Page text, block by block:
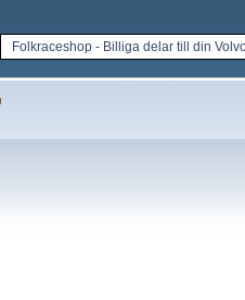
Folkraceshop - Billiga delar till din